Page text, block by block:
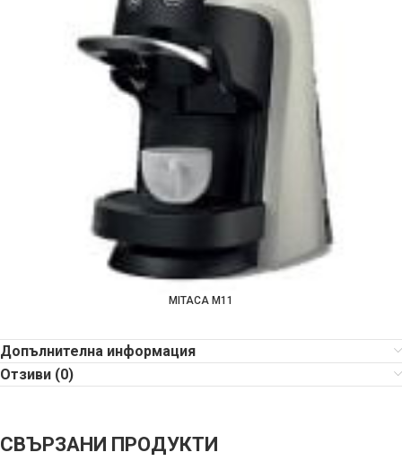
MITACA M11
Допълнителна информация
Отзиви (0)
СВЪРЗАНИ ПРОДУКТИ